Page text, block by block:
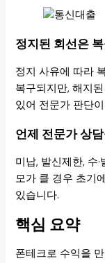
정지된 회선은
정지 사유에 따라
복구되지만, 해지
있어 전문가 판단
언제 전문가 상
미납, 발신제한, 수
모가 클 경우 초기
있습니다.
핵심 요약
폰테크로 수익을